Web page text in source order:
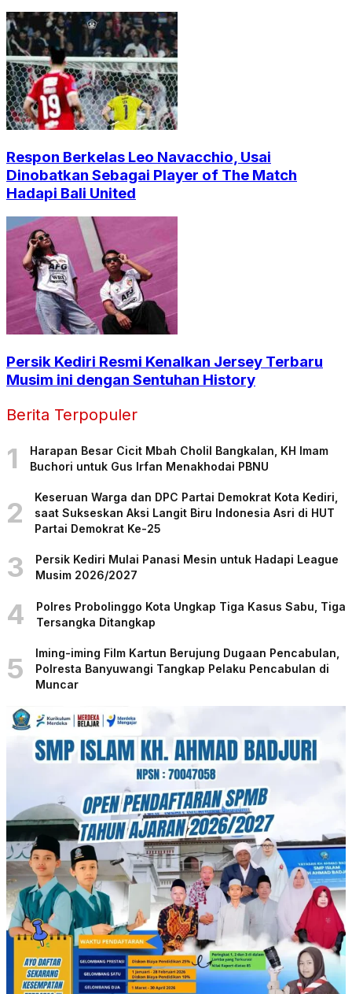
Respon Berkelas Leo Navacchio, Usai
Dinobatkan Sebagai Player of The Match
Hadapi Bali United
Persik Kediri Resmi Kenalkan Jersey Terbaru
Musim ini dengan Sentuhan History
Berita Terpopuler
1
Harapan Besar Cicit Mbah Cholil Bangkalan, KH Imam
Buchori untuk Gus Irfan Menakhodai PBNU
2
Keseruan Warga dan DPC Partai Demokrat Kota Kediri,
saat Sukseskan Aksi Langit Biru Indonesia Asri di HUT
Partai Demokrat Ke-25
3
Persik Kediri Mulai Panasi Mesin untuk Hadapi League
Musim 2026/2027
4
Polres Probolinggo Kota Ungkap Tiga Kasus Sabu, Tiga
Tersangka Ditangkap
5
Iming-iming Film Kartun Berujung Dugaan Pencabulan,
Polresta Banyuwangi Tangkap Pelaku Pencabulan di
Muncar